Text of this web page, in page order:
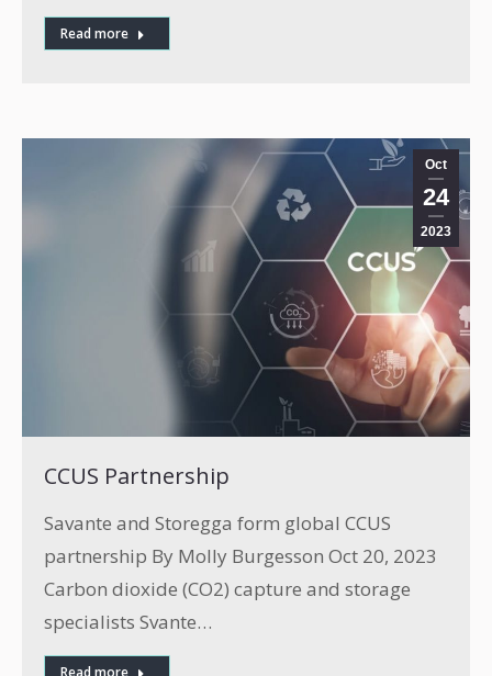
Read more
Oct
24
2023
CCUS Partnership
Savante and Storegga form global CCUS
partnership By Molly Burgesson Oct 20, 2023
Carbon dioxide (CO2) capture and storage
specialists Svante…
Read more